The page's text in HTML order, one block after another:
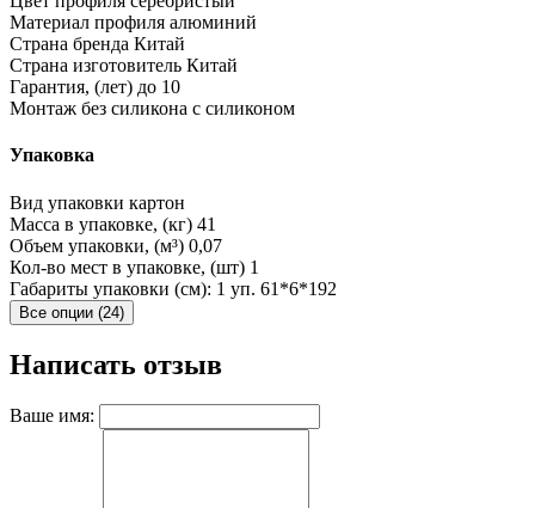
Материал профиля алюминий
Страна бренда Китай
Страна изготовитель Китай
Гарантия, (лет) до 10
Монтаж без силикона с силиконом
Упаковка
Вид упаковки картон
Масса в упаковке, (кг) 41
Объем упаковки, (м³) 0,07
Кол-во мест в упаковке, (шт) 1
Габариты упаковки (см): 1 уп. 61*6*192
Все опции (24)
Написать отзыв
Ваше имя: